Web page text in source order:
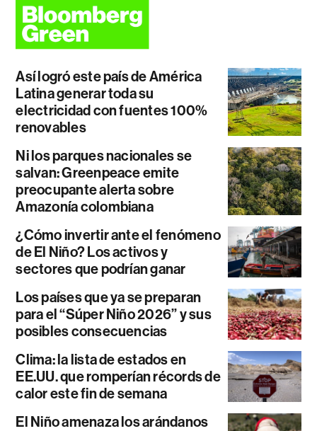
Así logró este país de América
Latina generar toda su
electricidad con fuentes 100%
renovables
Ni los parques nacionales se
salvan: Greenpeace emite
preocupante alerta sobre
Amazonía colombiana
¿Cómo invertir ante el fenómeno
de El Niño? Los activos y
sectores que podrían ganar
Los países que ya se preparan
para el “Súper Niño 2026” y sus
posibles consecuencias
Clima: la lista de estados en
EE.UU. que romperían récords de
calor este fin de semana
El Niño amenaza los arándanos